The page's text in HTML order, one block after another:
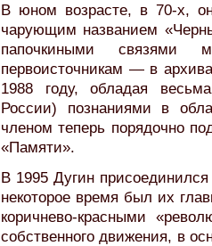
В юном возрасте, в 70-х,
чарующим названием
папочкиными связями
первоисточникам — в
1988 году, обладая
России) познаниями в
членом теперь порядочно
«Памяти».
В 1995 Дугин
некоторое время был их
коричнево-красными
собственного движения, в